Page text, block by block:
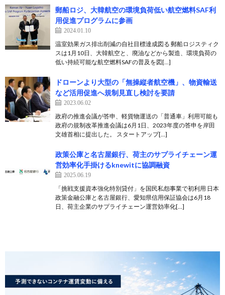
郵船ロジ、大韓航空の環境負荷低い航空燃料SAF利
用促進プログラムに参画
2024.01.10
温室効果ガス排出削減の自社目標達成図る 郵船ロジスティク
スは1月10日、大韓航空と、廃油などから製造、環境負荷の
低い持続可能な航空燃料SAFの普及を図[…]
ドローンより大型の「無操縦者航空機」、物資輸送
など活用促進へ規制見直し検討を要請
2023.06.02
政府の推進会議が答申、軽貨物運送の「普通車」利用可能も
政府の規制改革推進会議は6月1日、2023年度の答申を岸田
文雄首相に提出した。 スタートアップ[…]
政策公庫と名古屋銀行、荷主のサプライチェーン運
営効率化手掛けるknewitに協調融資
2025.06.19
「挑戦支援資本強化特別貸付」を国民私怨事業で初利用 日本
政策金融公庫と名古屋銀行、愛知県信用保証協会は6月18
日、荷主企業のサプライチェーン運営効率化[…]